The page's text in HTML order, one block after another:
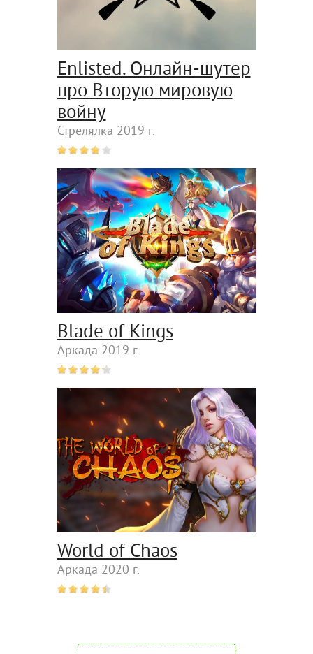
Enlisted. Онлайн-шутер
про Вторую мировую
войну
Стрелялка 2019 г.
Blade of Kings
Аркада 2019 г.
World of Chaos
Аркада 2020 г.